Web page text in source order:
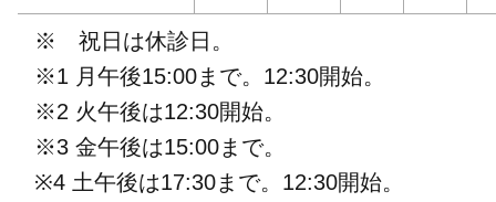
※ 祝日は休診日。
※1 月午後15:00まで。12:30開始。
※2 火午後は12:30開始。
※3 金午後は15:00まで。
※4 土午後は17:30まで。12:30開始。